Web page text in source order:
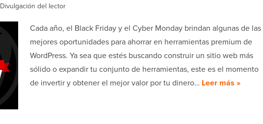
Divulgación del lector
Cada año, el Black Friday y el Cyber Monday brindan algunas de las
mejores oportunidades para ahorrar en herramientas premium de
WordPress. Ya sea que estés buscando construir un sitio web más
sólido o expandir tu conjunto de herramientas, este es el momento
de invertir y obtener el mejor valor por tu dinero… Leer más »